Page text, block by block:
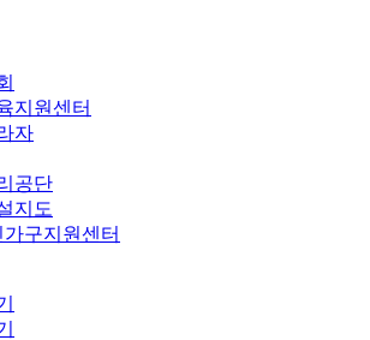
지원센터
자
공단
지도
가구지원센터